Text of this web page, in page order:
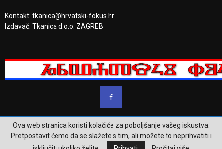
Kontakt: tkanica@hrvatski-fokus.hr
Izdavač: Tkanica d.o.o. ZAGREB
@2023 - www.hrvatski-fokus.hr. Sva prava su zadržana.
Ova web stranica koristi kolačiće za poboljšanje vašeg iskustva.
Pretpostavit ćemo da se slažete s tim, ali možete to neprihvatiti i